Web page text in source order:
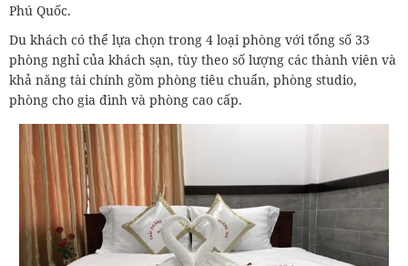
Phú Quốc.
Du khách có thể lựa chọn trong 4 loại phòng với tổng số 33
phòng nghỉ của khách sạn, tùy theo số lượng các thành viên và
khả năng tài chính gồm phòng tiêu chuẩn, phòng studio,
phòng cho gia đình và phòng cao cấp.